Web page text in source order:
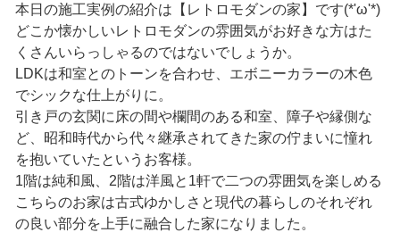
本日の施工実例の紹介は【レトロモダンの家】です(*'ω'*)
どこか懐かしいレトロモダンの雰囲気がお好きな方はた
くさんいらっしゃるのではないでしょうか。
LDKは和室とのトーンを合わせ、エボニーカラーの木色
でシックな仕上がりに。
引き戸の玄関に床の間や欄間のある和室、障子や縁側な
ど、昭和時代から代々継承されてきた家の佇まいに憧れ
を抱いていたというお客様。
1階は純和風、2階は洋風と1軒で二つの雰囲気を楽しめる
こちらのお家は古式ゆかしさと現代の暮らしのそれぞれ
の良い部分を上手に融合した家になりました。